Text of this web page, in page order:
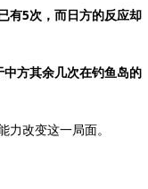
有5次，而日方的反应却
中方其余几次在钓鱼岛的
改变这一局面。